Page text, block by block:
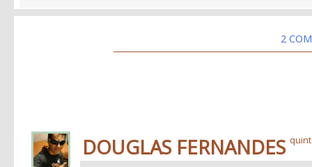
2
DOUGLAS FERNANDES